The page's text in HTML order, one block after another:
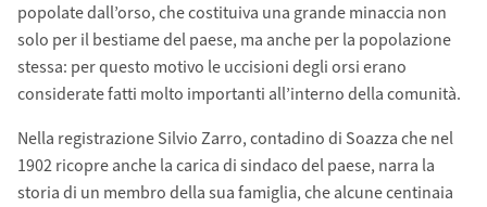
popolate dall’orso, che costituiva una grande minaccia non
solo per il bestiame del paese, ma anche per la popolazione
stessa: per questo motivo le uccisioni degli orsi erano
considerate fatti molto importanti all’interno della comunità.
Nella registrazione Silvio Zarro, contadino di Soazza che nel
1902 ricopre anche la carica di sindaco del paese, narra la
storia di un membro della sua famiglia, che alcune centinaia